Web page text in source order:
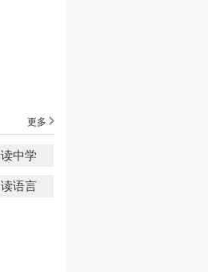
更多
读中学
读语言